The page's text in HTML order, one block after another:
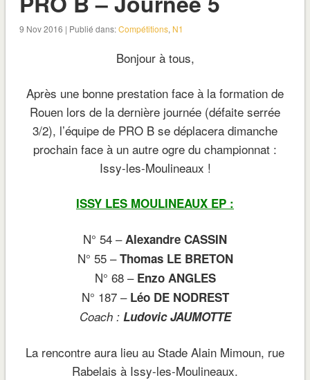
9 Nov 2016 | Publié dans:Compétitions, N1
Bonjour à tous,
Après une bonne prestation face à la formation de
Rouen lors de la dernière journée (défaite serrée
3/2), l’équipe de PRO B se déplacera dimanche
prochain face à un autre ogre du championnat :
Issy-les-Moulineaux !
ISSY LES MOULINEAUX EP :
N° 54 – Alexandre CASSIN
N° 55 –Thomas LE BRETON
N° 68 – Enzo ANGLES
N° 187 – Léo DE NODREST
Coach :Ludovic JAUMOTTE
La rencontre aura lieu au Stade Alain Mimoun, rue
Rabelais à Issy-les-Moulineaux.